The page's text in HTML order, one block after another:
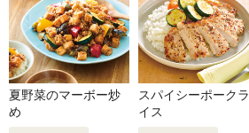
夏野菜のマーボー炒
め
スパイシーポークラ
イス